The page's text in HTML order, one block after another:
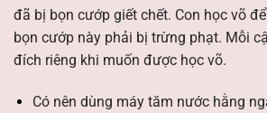
đã bị bọn cướp giết chết. Con học võ
bọn cướp này phải bị trừng phạt. Mỗi
đích riêng khi muốn được học võ.
Có nên dùng máy tăm nước hằng